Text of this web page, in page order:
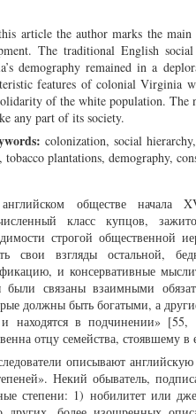
article the author marks the
The traditional English
demography remained in a
features of colonial Virginia
of the white population. The
any part of its society.
colonization, social
tobacco plantations, demography,
обществе начала
класс купцов,
строгой общественной
свои взгляды остальной,
и консервативные
были связаны взаимными
должны быть богатыми, а
находятся в подчинении» [55,
отцу семейства, стоявшему
описывают
Некий обыватель,
степени: 1) нобилитет или